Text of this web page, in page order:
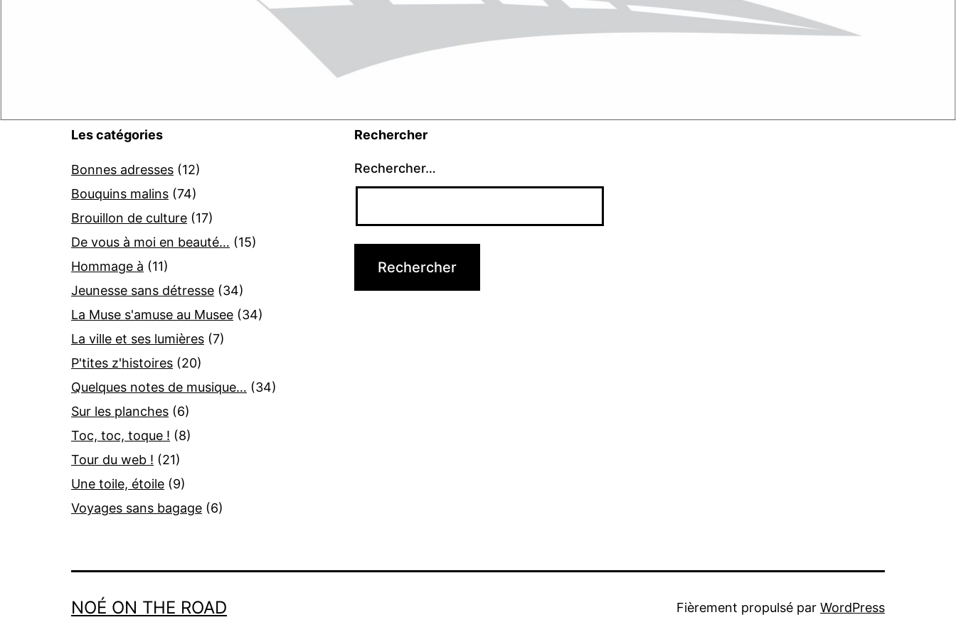
Les catégories
Bonnes adresses (12)
Bouquins malins (74)
Brouillon de culture (17)
De vous à moi en beauté… (15)
Hommage à (11)
Jeunesse sans détresse (34)
La Muse s'amuse au Musee (34)
La ville et ses lumières (7)
P'tites z'histoires (20)
Quelques notes de musique… (34)
Sur les planches (6)
Toc, toc, toque ! (8)
Tour du web ! (21)
Une toile, étoile (9)
Voyages sans bagage (6)
Rechercher
Rechercher…
NOÉ ON THE ROAD Fièrement propulsé par WordPress